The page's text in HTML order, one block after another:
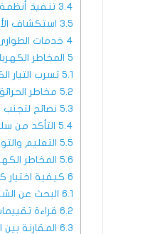
3.4 تنفيذ
3.5 استكشاف
4 خدمات
5 المخاطر
5.1 تسرب التيار
5.2 مخاطر
5.3 نصائح لتجنب
5.4 التأكد من
5.5 التعليم
5.6 المخاطر
6 كيفية
6.1 البحث عن
6.2 قراءة
6.3 المقارنة